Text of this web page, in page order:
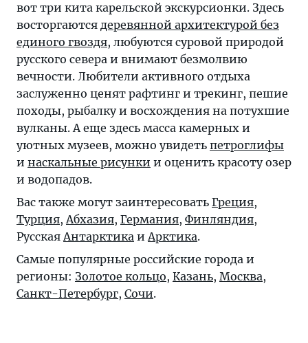
вот три кита карельской экскурсионки. Здесь
восторгаются деревянной архитектурой без
единого гвоздя, любуются суровой природой
русского севера и внимают безмолвию
вечности. Любители активного отдыха
заслуженно ценят рафтинг и трекинг, пешие
походы, рыбалку и восхождения на потухшие
вулканы. А еще здесь масса камерных и
уютных музеев, можно увидеть петроглифы
и наскальные рисунки и оценить красоту озер
и водопадов.
Вас также могут заинтересовать Греция,
Турция,Абхазия, Германия, Финляндия,
РусскаяАнтарктика иАрктика.
Самые популярные российские города и
регионы: Золотое кольцо, Казань, Москва,
Санкт-Петербург, Сочи.